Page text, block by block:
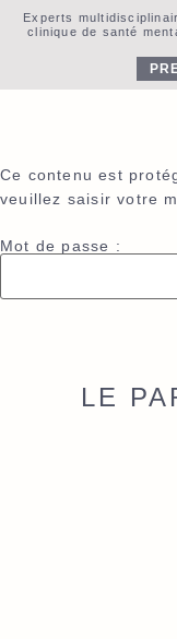
Experts
clinique de santé
Ce contenu est
veuillez saisir votre
Mot de passe :
LE